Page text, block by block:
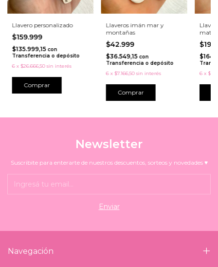
Llavero personalizado
$159.999
$135.999,15 con
Transferencia o depósito
6 x $26.666,50 sin interés
Comprar
Llaveros imán mar y
montañas
$42.999
$36.549,15 con
Transferencia o depósito
6 x $7.166,50 sin interés
6 x
Newsletter
Suscribite para enterarte de nuestros descuentos, sorteos y novedades ♥
Navegación